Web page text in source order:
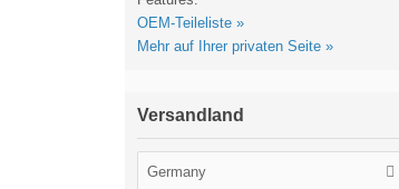
OEM-Teileliste »
Mehr auf Ihrer privaten Seite »
Versandland
Germany